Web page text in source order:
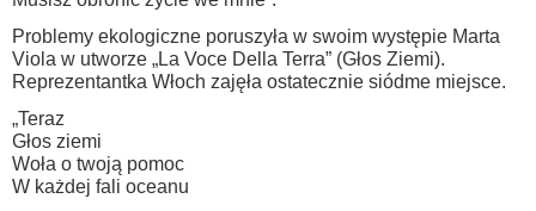
Problemy ekologiczne poruszyła w swoim występie Marta
Viola w utworze „La Voce Della Terra” (Głos Ziemi).
Reprezentantka Włoch zajęła ostatecznie siódme miejsce.
„Teraz
Głos ziemi
Woła o twoją pomoc
W każdej fali oceanu